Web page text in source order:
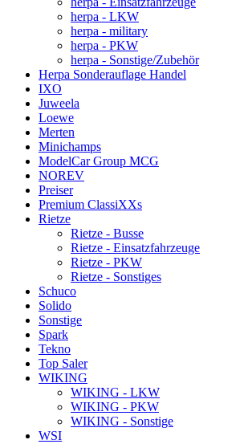
herpa - LKW
herpa - military
herpa - PKW
herpa - Sonstige/Zubehör
Herpa Sonderauflage Handel
IXO
Juweela
Loewe
Merten
Minichamps
ModelCar Group MCG
NOREV
Preiser
Premium ClassiXXs
Rietze
Rietze - Busse
Rietze - Einsatzfahrzeuge
Rietze - PKW
Rietze - Sonstiges
Schuco
Solido
Sonstige
Spark
Tekno
Top Saler
WIKING
WIKING - LKW
WIKING - PKW
WIKING - Sonstige
WSI